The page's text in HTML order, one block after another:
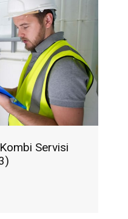
Servisi